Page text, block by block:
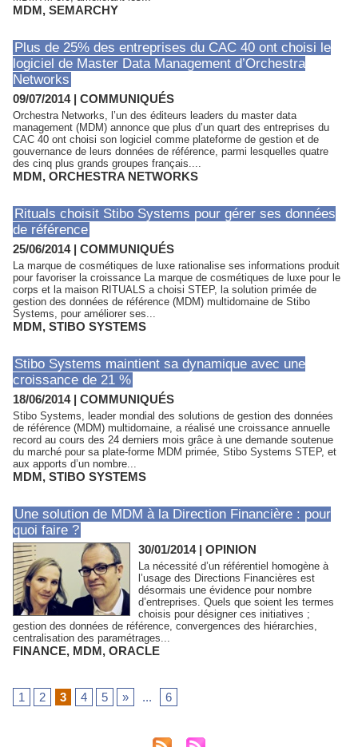
MDM, SEMARCHY
Plus de 25% des entreprises du CAC 40 ont choisi le
logiciel de Master Data Management d’Orchestra
Networks
09/07/2014| COMMUNIQUÉS
Orchestra Networks, l’un des éditeurs leaders du master data
management (MDM) annonce que plus d’un quart des entreprises du
CAC 40 ont choisi son logiciel comme plateforme de gestion et de
gouvernance de leurs données de référence, parmi lesquelles quatre
des cinq plus grands groupes français....
MDM, ORCHESTRA NETWORKS
Rituals choisit Stibo Systems pour gérer ses données
de référence
25/06/2014| COMMUNIQUÉS
La marque de cosmétiques de luxe rationalise ses informations produit
pour favoriser la croissance La marque de cosmétiques de luxe pour le
corps et la maison RITUALS a choisi STEP, la solution primée de
gestion des données de référence (MDM) multidomaine de Stibo
Systems, pour améliorer ses...
MDM, STIBO SYSTEMS
Stibo Systems maintient sa dynamique avec une
croissance de 21 %
18/06/2014| COMMUNIQUÉS
Stibo Systems, leader mondial des solutions de gestion des données
de référence (MDM) multidomaine, a réalisé une croissance annuelle
record au cours des 24 derniers mois grâce à une demande soutenue
du marché pour sa plate-forme MDM primée, Stibo Systems STEP, et
aux apports d’un nombre...
MDM, STIBO SYSTEMS
Une solution de MDM à la Direction Financière : pour
quoi faire ?
30/01/2014| OPINION
La nécessité d’un référentiel homogène à
l’usage des Directions Financières est
désormais une évidence pour nombre
d’entreprises. Quels que soient les termes
choisis pour désigner ces initiatives ;
gestion des données de référence, convergences des hiérarchies,
centralisation des paramétrages...
FINANCE, MDM, ORACLE
1 2 3 4 5 » ... 6